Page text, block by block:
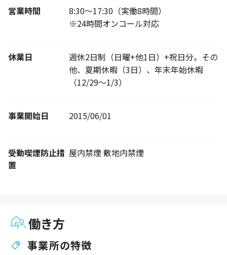
営業時間
8:30～17:30（実働8時間）
※24時間オンコール対応
休業日
週休2日制（日曜+他1日）+祝日分。その
他、夏期休暇（3日）、年末年始休暇
（12/29～1/3）
事業開始日 2015/06/01
受動喫煙防止措
置
屋内禁煙 敷地内禁煙
働き方
事業所の特徴